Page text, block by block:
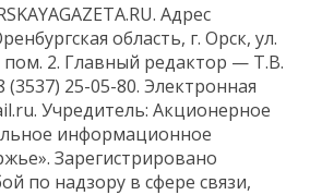
Адрес
область, г. Орск, ул.
пом. 2. Главный редактор — Т.В.
25-05-80. Электронная
Учредитель: Акционерное
информационное
Зарегистрировано
по надзору в сфере связи,